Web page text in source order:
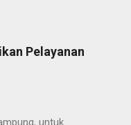
Pelayanan
untuk